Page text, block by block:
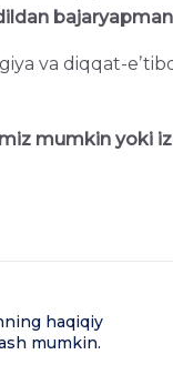
va diqqat-
mumkin yoki
haqiqiy
mumkin.